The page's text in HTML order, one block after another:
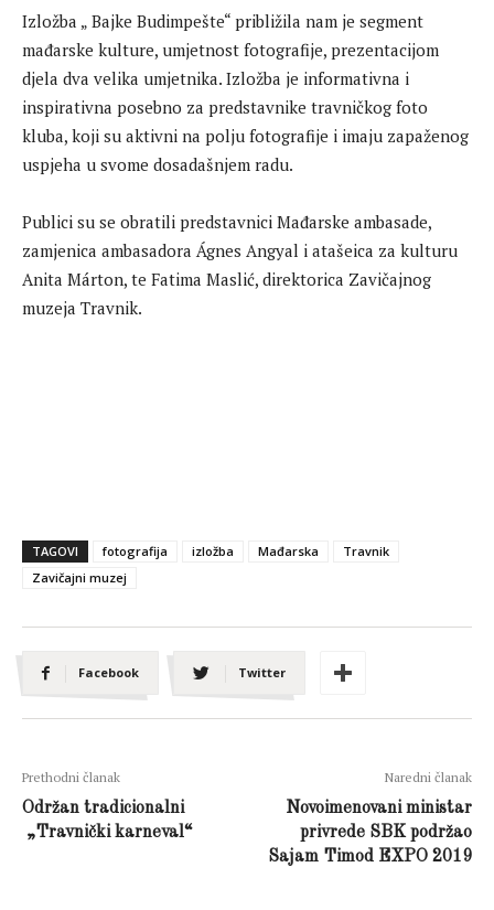
Izložba „ Bajke Budimpešte“ približila nam je segment
mađarske kulture, umjetnost fotografije, prezentacijom
djela dva velika umjetnika. Izložba je informativna i
inspirativna posebno za predstavnike travničkog foto
kluba, koji su aktivni na polju fotografije i imaju zapaženog
uspjeha u svome dosadašnjem radu.
Publici su se obratili predstavnici Mađarske ambasade,
zamjenica ambasadora Ágnes Angyal i atašeica za kulturu
Anita Márton, te Fatima Maslić, direktorica Zavičajnog
muzeja Travnik.
TAGOVI fotografija izložba Mađarska
Travnik
Zavičajni muzej
Facebook Twitter
Prethodni članak
Održan tradicionalni
„Travnički karneval“
Naredni članak
Novoimenovani ministar
privrede SBK podržao
Sajam Timod EXPO 2019